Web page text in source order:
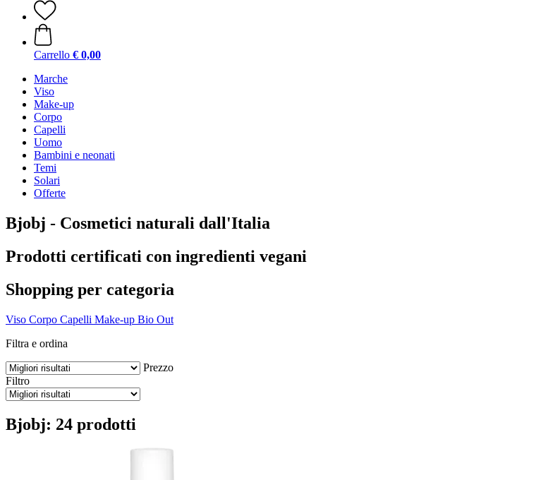
Carrello € 0,00
Marche
Viso
Make-up
Corpo
Capelli
Uomo
Bambini e neonati
Temi
Solari
Offerte
Bjobj - Cosmetici naturali dall'Italia
Prodotti certificati con ingredienti vegani
Shopping per categoria
Viso Corpo Capelli Make-up Bio Out
Filtra e ordina
Prezzo
Filtro
Bjobj: 24 prodotti